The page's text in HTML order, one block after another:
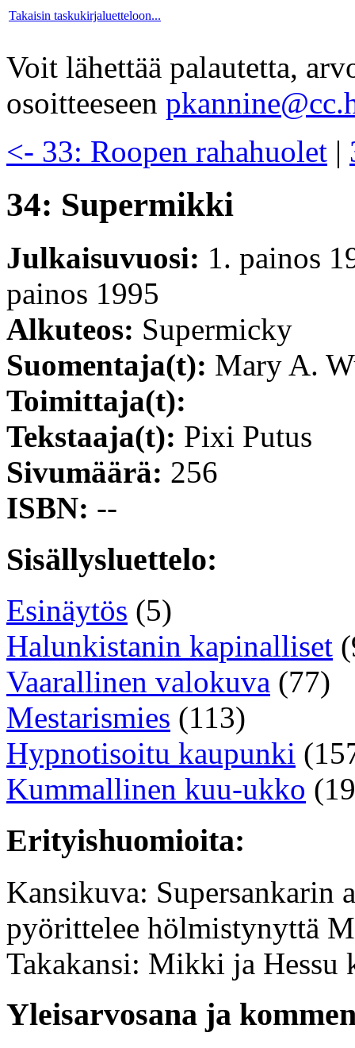
Takaisin taskukirjaluetteloon...
Voit lähettää palautetta,
osoitteeseen
<- 33: Roopen rahahuolet |
34: Supermikki
Julkaisuvuosi: 1. painos
painos 1995
Alkuteos: Supermicky
Suomentaja(t): Mary A.
Toimittaja(t):
Tekstaaja(t): Pixi Putus
Sivumäärä: 256
ISBN: --
Sisällysluettelo:
Esinäytös (5)
Halunkistanin kapinalliset
Vaarallinen valokuva (77)
Mestarismies (113)
Hypnotisoitu kaupunki
Kummallinen kuu-ukko
Erityishuomioita:
Kansikuva: Supersankarin
pyörittelee hölmistynyttä
Takakansi: Mikki ja Hessu
Yleisarvosana ja